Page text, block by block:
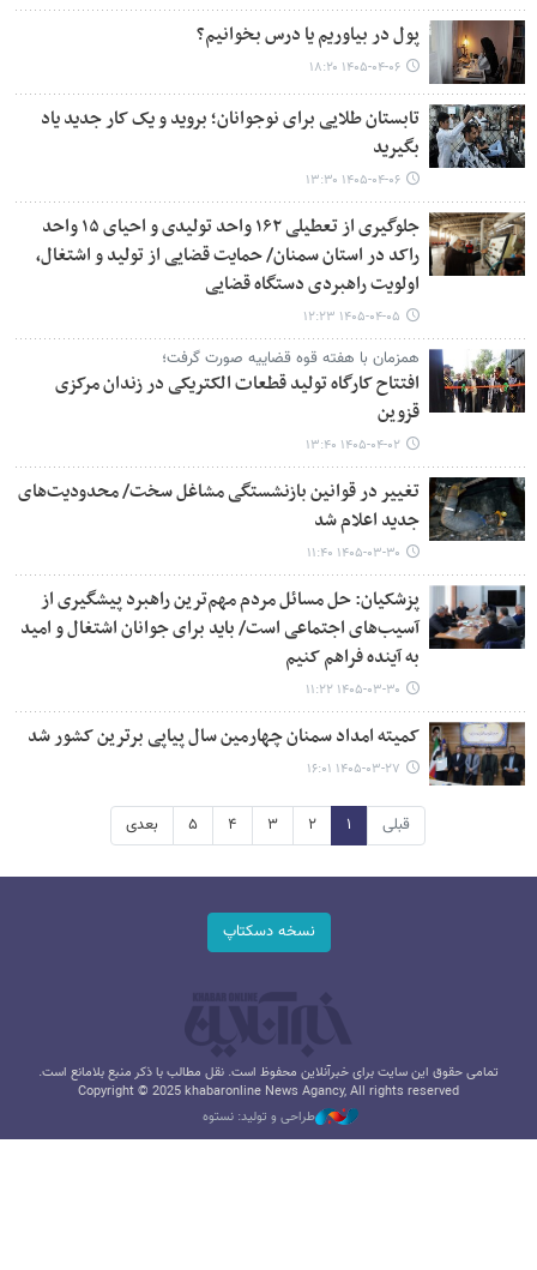
پول در بیاوریم یا درس بخوانیم؟
۱۴۰۵-۰۴-۰۶ ۱۸:۲۰
تابستان طلایی برای نوجوانان؛ بروید و یک کار جدید یاد
بگیرید
۱۴۰۵-۰۴-۰۶ ۱۳:۳۰
جلوگیری از تعطیلی ۱۶۲ واحد تولیدی و احیای ۱۵ واحد
راکد در استان سمنان/ حمایت قضایی از تولید و اشتغال،
اولویت راهبردی دستگاه قضایی
۱۴۰۵-۰۴-۰۵ ۱۲:۲۳
همزمان با هفته قوه قضاییه صورت گرفت؛
افتتاح کارگاه تولید قطعات الکتریکی در زندان مرکزی
قزوین
۱۴۰۵-۰۴-۰۲ ۱۳:۴۰
تغییر در قوانین بازنشستگی مشاغل سخت/ محدودیت‌های
جدید اعلام شد
۱۴۰۵-۰۳-۳۰ ۱۱:۴۰
پزشکیان: حل مسائل مردم مهم‌ترین راهبرد پیشگیری از
آسیب‌های اجتماعی است/ باید برای جوانان اشتغال و امید
به آینده فراهم کنیم
۱۴۰۵-۰۳-۳۰ ۱۱:۲۲
کمیته امداد سمنان چهارمین سال پیاپی برترین کشور شد
۱۴۰۵-۰۳-۲۷ ۱۶:۰۱
قبلی ۱ ۲ ۳ ۴ ۵ بعدی
نسخه دسکتاپ
تمامی حقوق این سایت برای خبرآنلاین محفوظ است. نقل مطالب با ذکر منبع بلامانع است.
Copyright © 2025 khabaronline News Agancy, All rights reserved
طراحی و تولید: نستوه